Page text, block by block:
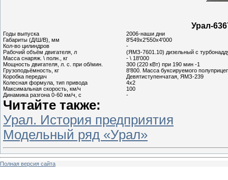
Урал-
Годы выпуска
2006-наши дни
Габариты (Д/Ш/В), мм
8'549х2'550х4'000
Кол-во цилиндров
-
Рабочий объём двигателя, л
(ЯМЗ-7601.10) дизельный с
Масса снаряж. \ полн., кг
- \ 18'000
Мощность двигателя, л. с. при об/мин.
300 (220 кВт) при 190 мин -1
Грузоподьёмность, кг
8'800. Масса буксируемого
Коробка передач
Девятиступенчатая, ЯМЗ-239
Колесная формула, тип привода
4x2
Максимальная скорость, км/ч
100
Динамика разгона 0-60 км/ч, с
-
Читайте также:
Урал. История предприятия
Модельный ряд «Урал»
Полная версия сайта